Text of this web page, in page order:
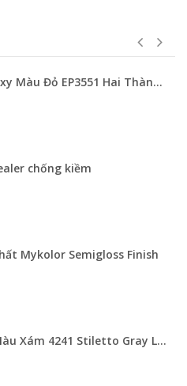
Sơn Hải Âu Epoxy Màu Đỏ EP3551 Hai Thành Phần
chống kiềm
Mykolor Semigloss Finish
Sơn Dầu Poly Màu Xám 4241 Stiletto Gray Lon 800ML-3 Lít- Thùng 17.75 Lít